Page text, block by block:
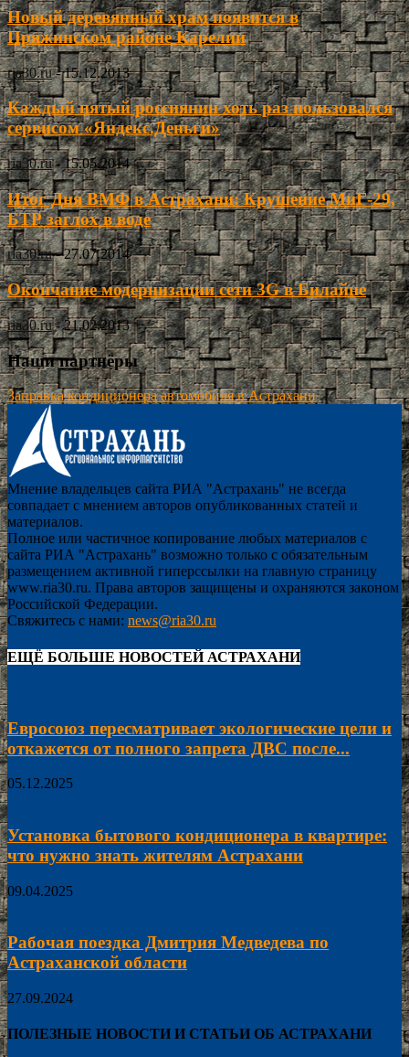
Новый деревянный храм появится в
Пряжинском районе Карелии
ria30.ru - 15.12.2013
Каждый пятый россиянин хоть раз пользовался
сервисом «Яндекс.Деньги»
ria30.ru - 15.05.2014
Итог Дня ВМФ в Астрахани: Крушение МиГ-29,
БТР заглох в воде
ria30.ru - 27.07.2014
Окончание модернизации сети 3G в Билайне
ria30.ru - 21.02.2013
Наши партнёры
Заправка кондиционера автомобиля в Астрахани
Мнение владельцев сайта РИА "Астрахань" не всегда
совпадает с мнением авторов опубликованных статей и
материалов.
Полное или частичное копирование любых материалов с
сайта РИА "Астрахань" возможно только с обязательным
размещением активной гиперссылки на главную страницу
www.ria30.ru. Права авторов защищены и охраняются законом
Российской Федерации.
Свяжитесь с нами: news@ria30.ru
ЕЩЁ БОЛЬШЕ НОВОСТЕЙ АСТРАХАНИ
Евросоюз пересматривает экологические цели и
откажется от полного запрета ДВС после...
05.12.2025
Установка бытового кондиционера в квартире:
что нужно знать жителям Астрахани
09.04.2025
Рабочая поездка Дмитрия Медведева по
Астраханской области
27.09.2024
ПОЛЕЗНЫЕ НОВОСТИ И СТАТЬИ ОБ АСТРАХАНИ